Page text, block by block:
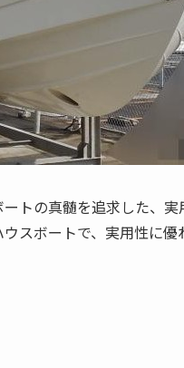
トの真髄を追求した、実
スボートで、実用性に